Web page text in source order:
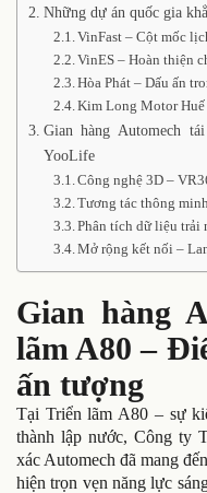
Những dự án quốc gia
VinFast – Cột mốc
VinES – Hoàn thiện
Hòa Phát – Dấu ấn
Kim Long Motor Huế
Gian hàng Automech
YooLife
Công nghệ 3D –
Tương tác thông
Phân tích dữ liệu trải
Mở rộng kết nối –
Gian hàng
lãm A80 –
ấn tượng
Tại Triển lãm A80 – sự
thành lập nước, Công ty
xác Automech đã mang
hiện trọn vẹn năng lực